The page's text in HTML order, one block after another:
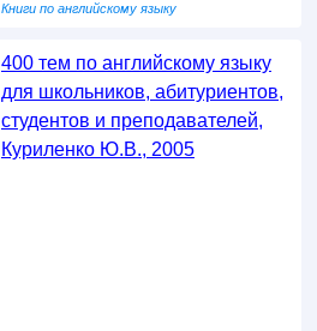
Книги по английскому языку
400 тем по английскому языку
для школьников, абитуриентов,
студентов и преподавателей,
Куриленко Ю.В., 2005